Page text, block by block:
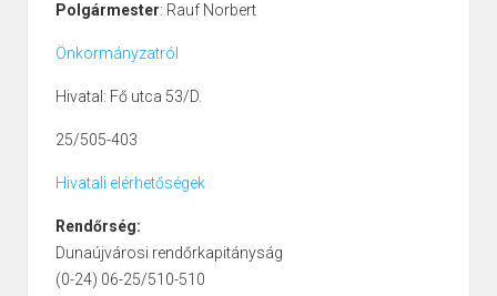
Polgármester: Rauf Norbert
Önkormányzatról
Hivatal: Fő utca 53/D.
25/505-403
Hivatali elérhetőségek
Rendőrség:
Dunaújvárosi rendőrkapitányság
(0-24) 06-25/510-510